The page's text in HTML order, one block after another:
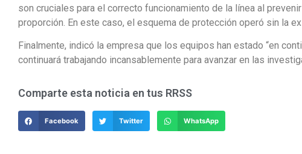
son cruciales para el correcto funcionamiento de la línea al
proporción. En este caso, el esquema de protección operó sin la
Finalmente, indicó la empresa que los equipos han estado “en
continuará trabajando incansablemente para avanzar en las
Comparte esta noticia en tus RRSS
Facebook Twitter WhatsApp